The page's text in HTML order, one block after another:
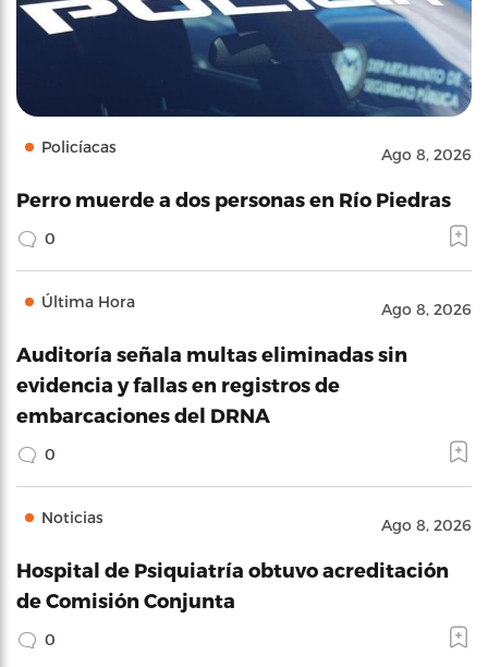
Policíacas Ago 8, 2026
Perro muerde a dos personas en Río Piedras
0
Última Hora Ago 8, 2026
Auditoría señala multas eliminadas sin
evidencia y fallas en registros de
embarcaciones del DRNA
0
Noticias Ago 8, 2026
Hospital de Psiquiatría obtuvo acreditación
de Comisión Conjunta
0